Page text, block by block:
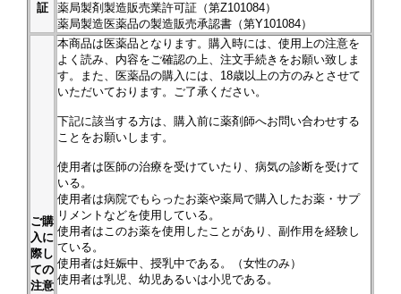
証
薬局製剤製造販売業許可証（第Z101084）
薬局製造医薬品の製造販売承認書（第Y101084）
ご購
入に
際し
ての
注意
本商品は医薬品となります。購入時には、使用上の注意を
よく読み、内容をご確認の上、注文手続きをお願い致しま
す。また、医薬品の購入には、18歳以上の方のみとさせて
いただいております。ご了承ください。
下記に該当する方は、購入前に薬剤師へお問い合わせする
ことをお願いします。
使用者は医師の治療を受けていたり、病気の診断を受けて
いる。
使用者は病院でもらったお薬や薬局で購入したお薬・サプ
リメントなどを使用している。
使用者はこのお薬を使用したことがあり、副作用を経験し
ている。
使用者は妊娠中、授乳中である。（女性のみ）
使用者は乳児、幼児あるいは小児である。